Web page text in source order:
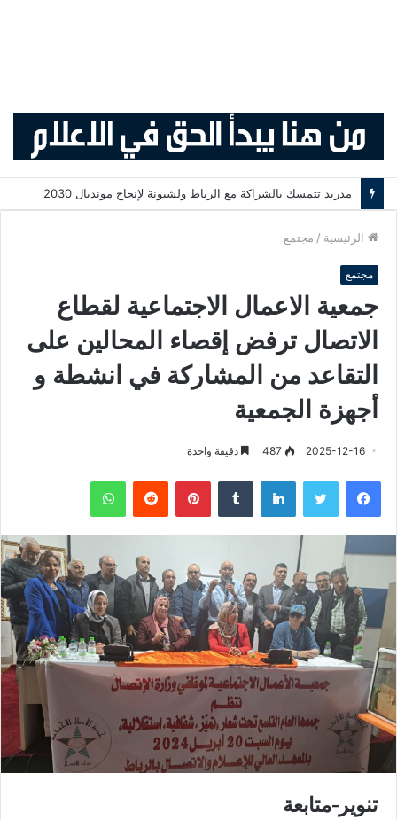
الرئيسية / مجتمع
مجتمع
جمعية الاعمال الاجتماعية لقطاع
الاتصال ترفض إقصاء المحالين على
التقاعد من المشاركة في انشطة و
أجهزة الجمعية
2025-12-16
487 دقيقة واحدة
فيسبوك لينكدإن بينتيريست
تنوير-متابعة